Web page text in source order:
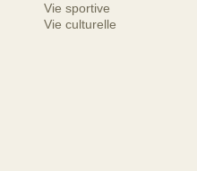
Vie sportive
Vie culturelle